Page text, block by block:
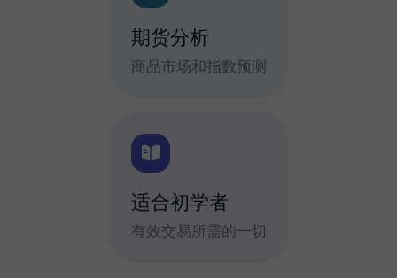
期货分析
商品市场和指数预测
适合初学者
有效交易所需的一切